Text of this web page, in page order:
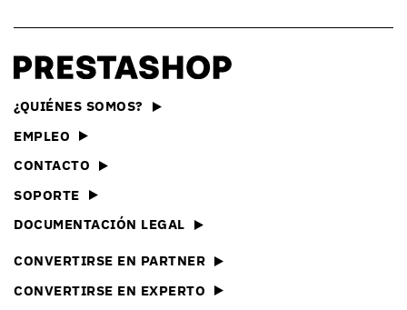
¿QUIÉNES SOMOS?
EMPLEO
CONTACTO
SOPORTE
DOCUMENTACIÓN LEGAL
CONVERTIRSE EN PARTNER
CONVERTIRSE EN EXPERTO